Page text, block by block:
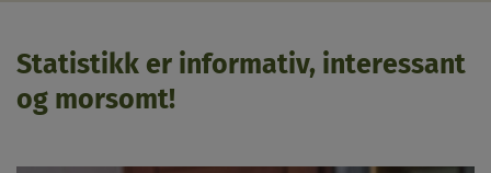
Statistikk er informativ, interessant
og morsomt!